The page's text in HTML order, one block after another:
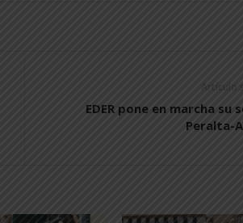
Artículo
EDER pone en marcha su
Peralta-